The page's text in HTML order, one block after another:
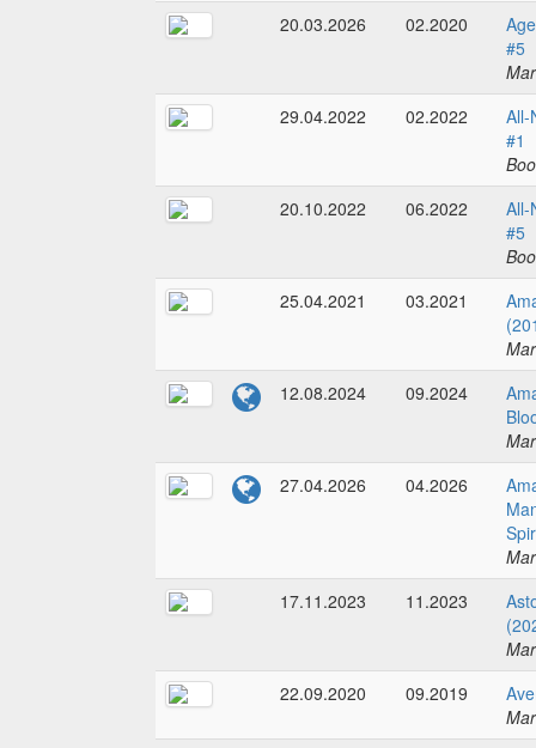
20.03.2026
02.2020
#5
29.04.2022
02.2022
All-
#1
20.10.2022
06.2022
All-
#5
25.04.2021
03.2021
12.08.2024
09.2024
27.04.2026
04.2026
17.11.2023
11.2023
22.09.2020
09.2019